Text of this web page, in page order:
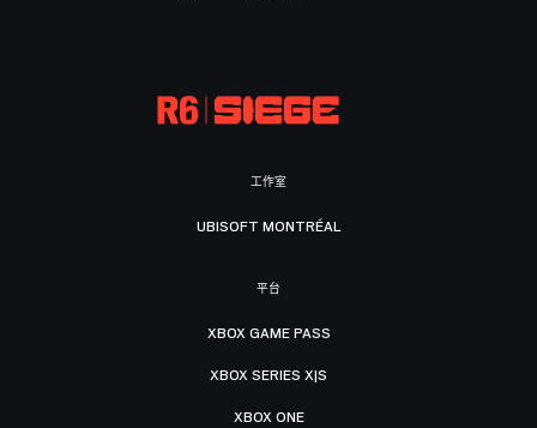
工作室
UBISOFT MONTRÉAL
平台
XBOX GAME PASS
XBOX SERIES X|S
XBOX ONE